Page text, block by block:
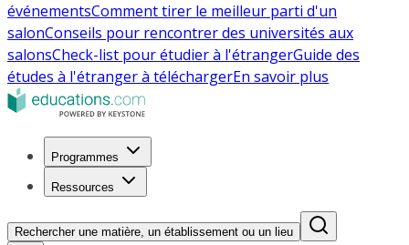
événementsComment tirer le meilleur parti d'un
salonConseils pour rencontrer des universités aux
salonsCheck-list pour étudier à l'étrangerGuide des
études à l'étranger à téléchargerEn savoir plus
Programmes
Ressources
Rechercher une matière, un établissement ou un lieu